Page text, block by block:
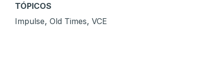
TÓPICOS
Impulse, Old Times, VCE